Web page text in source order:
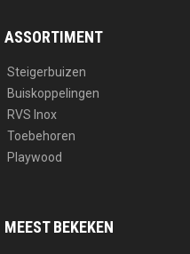
ASSORTIMENT
Steigerbuizen
Buiskoppelingen
RVS Inox
Toebehoren
Playwood
MEEST BEKEKEN